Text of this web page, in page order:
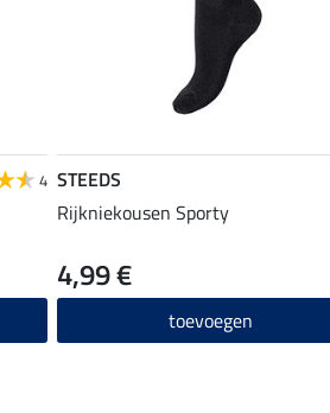
4 STEEDS
Rijkniekousen Sporty
4,99 €
toevoegen